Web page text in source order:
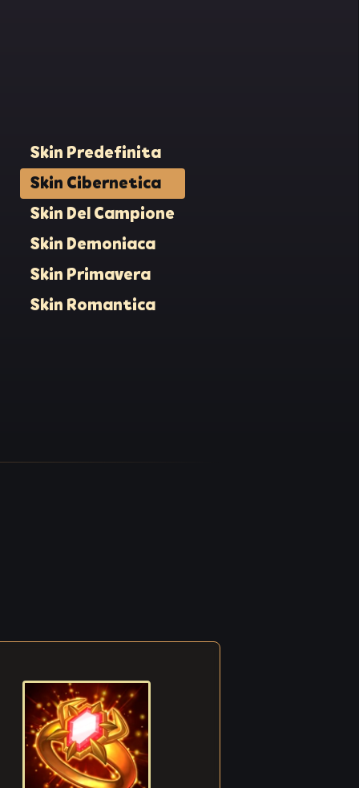
i
i
Skin Predefinita
Skin Cibernetica
Skin Del Campione
Skin Demoniaca
Skin Primavera
Skin Romantica